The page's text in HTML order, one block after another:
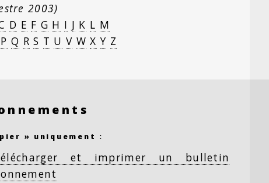
2003)
D E F G H I J K L M
P Q R S T U V W X Y Z
» uniquement :
et imprimer un bulletin